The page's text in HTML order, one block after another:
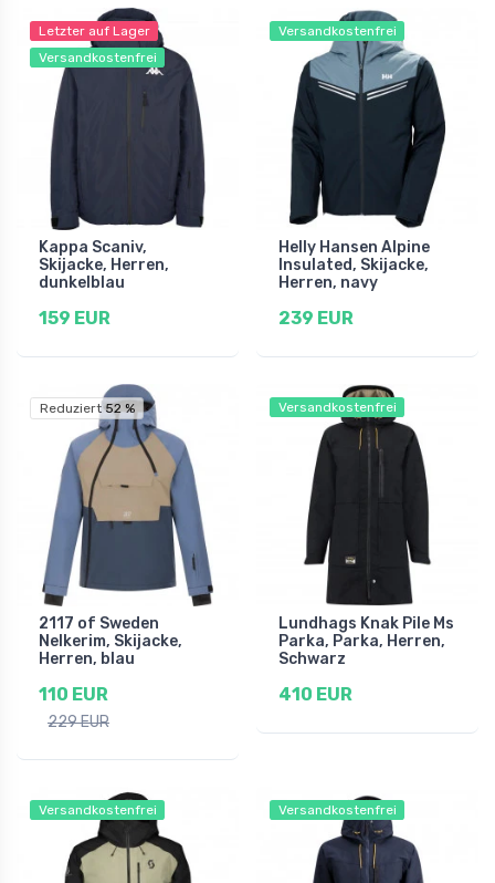
Letzter auf Lager
Versandkostenfrei
Kappa Scaniv,
Skijacke, Herren,
dunkelblau
159 EUR
Versandkostenfrei
Helly Hansen Alpine
Insulated, Skijacke,
Herren, navy
239 EUR
Reduziert 52 %
2117 of Sweden
Nelkerim, Skijacke,
Herren, blau
110 EUR
229 EUR
Versandkostenfrei
Lundhags Knak Pile Ms
Parka, Parka, Herren,
Schwarz
410 EUR
Versandkostenfrei Versandkostenfrei